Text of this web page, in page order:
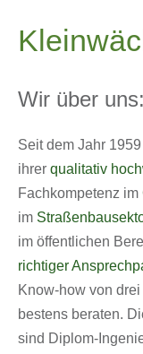
Wir über uns:
Seit dem Jahr
ihrer qualitativ
Fachkompetenz im
im
im öffentlichen
richtiger
Know-how von
bestens beraten.
sind Diplom-